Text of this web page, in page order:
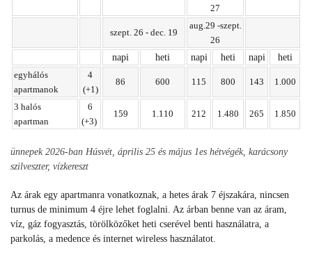
27
szept. 26 - dec. 19
aug.29 -szept.
26
napi
heti napi heti napi
heti
egyhálós
apartmanok
4
(+1)
86 600 115 800 143 1.000
3 halós
apartman
6
(+3)
159 1.110 212 1.480 265 1.850
ünnepek 2026-ban Húsvét, április 25 és május 1es hétvégék, karácsony
szilveszter, vízkereszt
Az árak egy apartmanra vonatkoznak, a hetes árak 7 éjszakára, nincsen
turnus de minimum 4 éjre lehet foglalni. Az árban benne van az áram,
víz, gáz fogyasztás, törölközőket heti cserével benti használatra, a
parkolás, a medence és internet wireless használatot.